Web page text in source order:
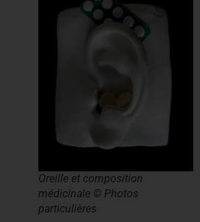
Oreille et composition
médicinale © Photos
particulières